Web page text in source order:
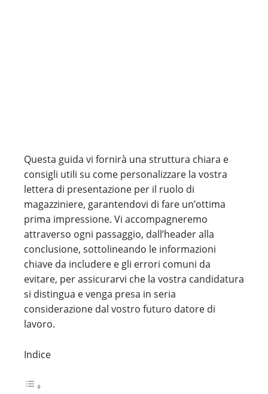
Questa guida vi fornirà una struttura chiara e
consigli utili su come personalizzare la vostra
lettera di presentazione per il ruolo di
magazziniere, garantendovi di fare un’ottima
prima impressione. Vi accompagneremo
attraverso ogni passaggio, dall’header alla
conclusione, sottolineando le informazioni
chiave da includere e gli errori comuni da
evitare, per assicurarvi che la vostra candidatura
si distingua e venga presa in seria
considerazione dal vostro futuro datore di
lavoro.
Indice